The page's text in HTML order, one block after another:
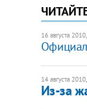
16 августа
14 августа
Из-за